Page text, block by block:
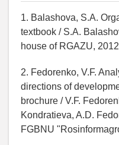
1. Balashova, S.A.
textbook / S.A.
house of RGAZU,
2. Fedorenko, V.F.
directions of
brochure / V.F.
Kondratieva, A.D.
FGBNU